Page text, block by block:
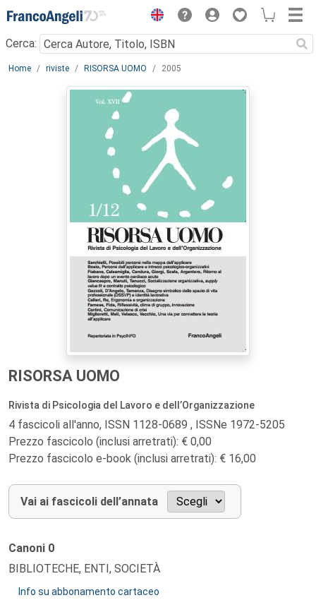
Menu
Cerca:
Main content
Home riviste RISORSA UOMO 2005
RISORSA UOMO
Rivista di Psicologia del Lavoro e dell’Organizzazione
4 fascicoli all'anno, ISSN 1128-0689 , ISSNe 1972-5205
Prezzo fascicolo (inclusi arretrati): € 0,00
Prezzo fascicolo e-book (inclusi arretrati): € 16,00
Vai ai fascicoli dell’annata
Canoni 0
BIBLIOTECHE, ENTI, SOCIETÀ
Info su abbonamento cartaceo